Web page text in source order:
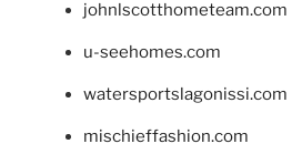
johnlscotthometeam.com
u-seehomes.com
watersportslagonissi.com
mischieffashion.com